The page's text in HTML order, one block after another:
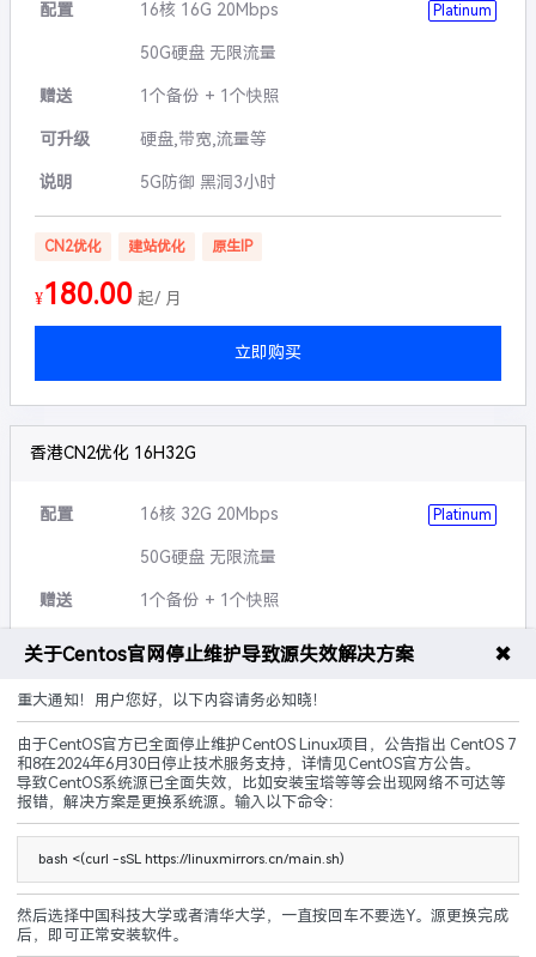
配置 16核 16G 20Mbps Platinum
50G硬盘 无限流量
赠送 1个备份 + 1个快照
可升级 硬盘,带宽,流量等
说明 5G防御 黑洞3小时
CN2优化 建站优化 原生IP
¥180.00 起/ 月
立即购买
香港CN2优化 16H32G
配置 16核 32G 20Mbps Platinum
50G硬盘 无限流量
赠送 1个备份 + 1个快照
可升级 硬盘,带宽,流量等
说明 5G防御 黑洞3小时
CN2优化 建站优化 原生IP
¥240.00 起/ 月
立即购买
关于Centos官网停止维护导致源失效解决方案 ✖
重大通知！用户您好，以下内容请务必知晓！
由于CentOS官方已全面停止维护CentOS Linux项目，公告指出 CentOS 7
和8在2024年6月30日停止技术服务支持，详情见CentOS官方公告。
导致CentOS系统源已全面失效，比如安装宝塔等等会出现网络不可达等
报错，解决方案是更换系统源。输入以下命令：
bash <(curl -sSL https://linuxmirrors.cn/main.sh)
然后选择中国科技大学或者清华大学，一直按回车不要选Y。源更换完成
后，即可正常安装软件。